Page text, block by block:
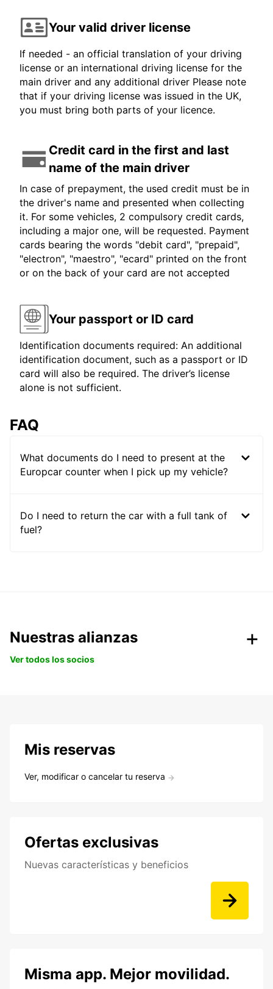
Your valid driver license
If needed - an official translation of your driving
license or an international driving license for the
main driver and any additional driver Please note
that if your driving license was issued in the UK,
you must bring both parts of your licence.
Credit card in the first and last
name of the main driver
In case of prepayment, the used credit must be in
the driver's name and presented when collecting
it. For some vehicles, 2 compulsory credit cards,
including a major one, will be requested. Payment
cards bearing the words "debit card", "prepaid",
"electron", "maestro", "ecard" printed on the front
or on the back of your card are not accepted
Your passport or ID card
Identification documents required: An additional
identification document, such as a passport or ID
card will also be required. The driver’s license
alone is not sufficient.
FAQ
What documents do I need to present at the
Europcar counter when I pick up my vehicle?
Do I need to return the car with a full tank of
fuel?
Nuestras alianzas
Ver todos los socios
Mis reservas
Ver, modificar o cancelar tu reserva
Ofertas exclusivas
Nuevas características y beneficios
Misma app. Mejor movilidad.